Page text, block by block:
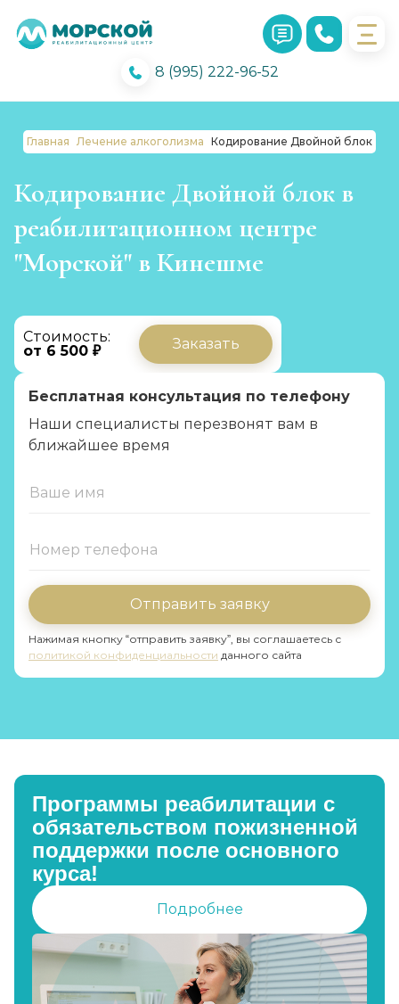
8 (995) 222-96-52
Главная Лечение алкоголизма Кодирование Двойной блок
Кодирование Двойной блок в
реабилитационном центре
"Морской" в Кинешме
Стоимость:
от 6 500 ₽
Заказать
Бесплатная консультация по телефону
Наши специалисты перезвонят вам в
ближайшее время
Отправить заявку
Нажимая кнопку “отправить заявку”, вы соглашаетесь с
политикой конфиденциальности данного сайта
Программы реабилитации с
обязательством пожизненной
поддержки после основного
курса!
Подробнее